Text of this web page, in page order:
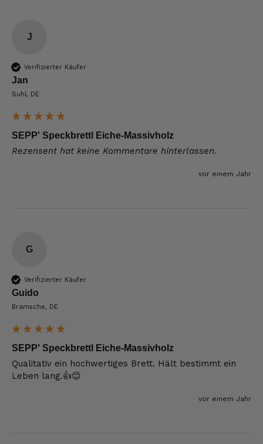
J
Verifizierter Käufer
Jan
Suhl, DE
SEPP' Speckbrettl Eiche-Massivholz
Rezensent hat keine Kommentare hinterlassen.
vor einem Jahr
G
Verifizierter Käufer
Guido
Bramsche, DE
SEPP' Speckbrettl Eiche-Massivholz
Qualitativ ein hochwertiges Brett. Hält bestimmt ein
Leben lang.👍😊
vor einem Jahr